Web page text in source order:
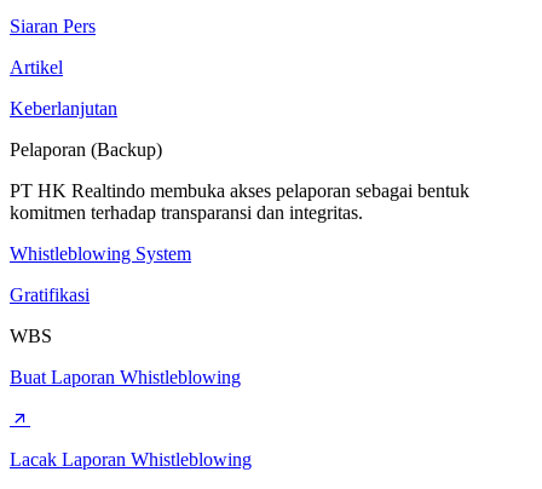
Siaran Pers
Artikel
Keberlanjutan
Pelaporan (Backup)
PT HK Realtindo membuka akses pelaporan sebagai bentuk
komitmen terhadap transparansi dan integritas.
Whistleblowing System
Gratifikasi
WBS
Buat Laporan Whistleblowing
Lacak Laporan Whistleblowing